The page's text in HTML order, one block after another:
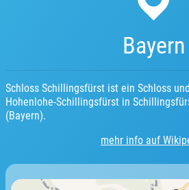
Bayern
Schloss Schillingsfürst ist ein Schloss
Hohenlohe-Schillingsfürst in
(Bayern).
mehr info auf